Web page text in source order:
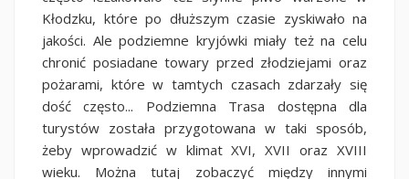
Kłodzku, które po dłuższym czasie zyskiwało na
jakości. Ale podziemne kryjówki miały też na celu
chronić posiadane towary przed złodziejami oraz
pożarami, które w tamtych czasach zdarzały się
dość często... Podziemna Trasa dostępna dla
turystów została przygotowana w taki sposób,
żeby wprowadzić w klimat XVI, XVII oraz XVIII
wieku. Można tutaj zobaczyć między innymi